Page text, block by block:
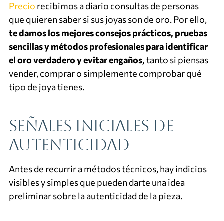
Precio recibimos a diario consultas de personas
que quieren saber si sus joyas son de oro. Por ello,
te damos los mejores consejos prácticos, pruebas
sencillas y métodos profesionales para identificar
el oro verdadero y evitar engaños,tanto si piensas
vender, comprar o simplemente comprobar qué
tipo de joya tienes.
Señales iniciales de
autenticidad
Antes de recurrir a métodos técnicos, hay indicios
visibles y simples que pueden darte una idea
preliminar sobre la autenticidad de la pieza.